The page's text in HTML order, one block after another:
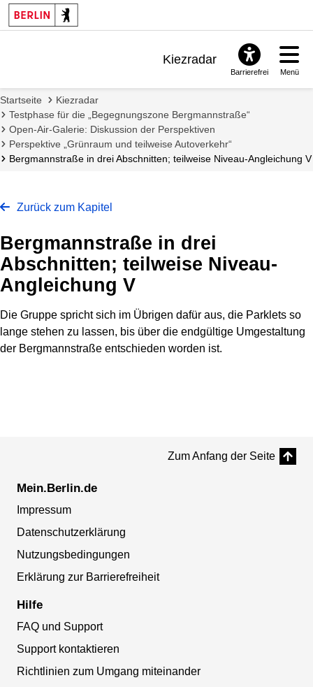
Kiezradar
Barrierefrei Menü
Startseite
Kiezradar
Testphase für die „Begegnungszone Bergmannstraße“
Open-Air-Galerie: Diskussion der Perspektiven
Perspektive „Grünraum und teilweise Autoverkehr“
Bergmannstraße in drei Abschnitten; teilweise Niveau-Angleichung V
Zurück zum Kapitel
Bergmannstraße in drei
Abschnitten; teilweise Niveau-
Angleichung V
Die Gruppe spricht sich im Übrigen dafür aus, die Parklets so
lange stehen zu lassen, bis über die endgültige Umgestaltung
der Bergmannstraße entschieden worden ist.
Zum Anfang der Seite
Mein.Berlin.de
Impressum
Datenschutzerklärung
Nutzungsbedingungen
Erklärung zur Barrierefreiheit
Hilfe
FAQ und Support
Support kontaktieren
Richtlinien zum Umgang miteinander